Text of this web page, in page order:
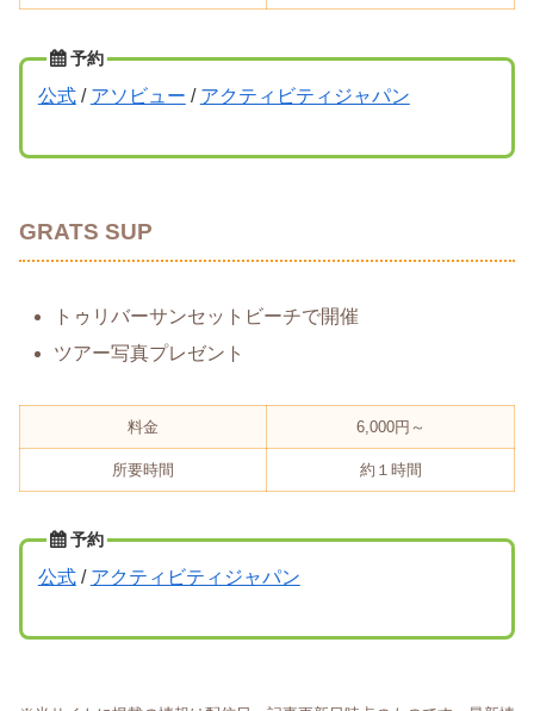
予約
公式/ アソビュー / アクティビティジャパン
GRATS SUP
トゥリバーサンセットビーチで開催
ツアー写真プレゼント
料金 6,000円～
所要時間 約１時間
予約
公式/ アクティビティジャパン